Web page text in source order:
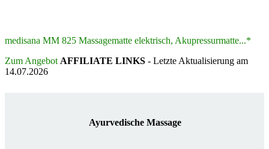
medisana MM 825 Massagematte elektrisch, Akupressurmatte...*
Zum Angebot AFFILIATE LINKS - Letzte Aktualisierung am
14.07.2026
Ayurvedische Massage